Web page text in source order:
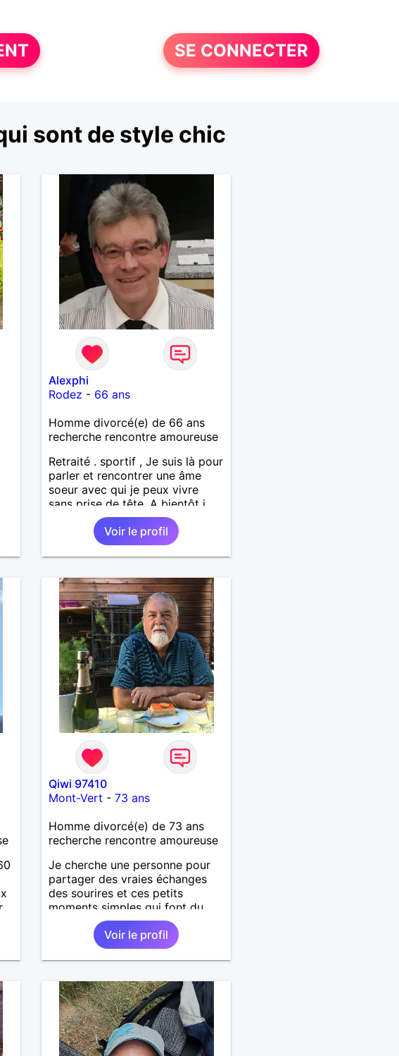
SE CONNECTER
sont de style chic
Alexphi
Rodez - 66 ans
Homme divorcé(e) de 66 ans
recherche rencontre amoureuse
Retraité . sportif , Je suis là pour
parler et rencontrer une âme
soeur avec qui je peux vivre
sans prise de tête. A bientôt j
espère . Amicalement
Voir le profil
Qiwi 97410
Mont-Vert -73 ans
Homme divorcé(e) de 73 ans
recherche rencontre amoureuse
Je cherche une personne pour
partager des vraies échanges
des sourires et ces petits
moments simples qui font du
bien au cœur
Voir le profil